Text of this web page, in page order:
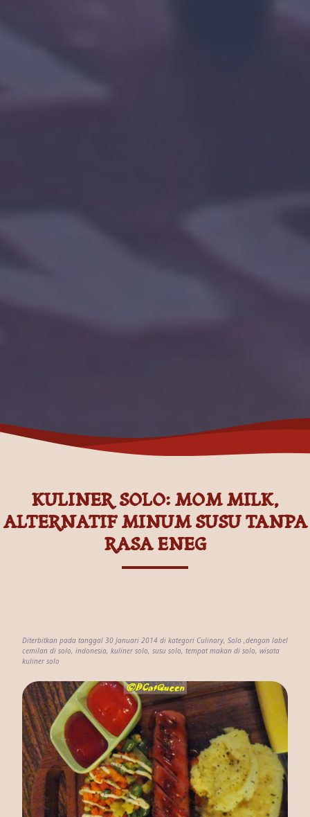
KULINER SOLO: MOM MILK,
ALTERNATIF MINUM SUSU TANPA
RASA ENEG
Diterbitkan pada tanggal 30 Januari 2014 di kategori Culinary, Solo ,dengan label
cemilan di solo, indonesia, kuliner solo, susu solo, tempat makan di solo, wisata
kuliner solo